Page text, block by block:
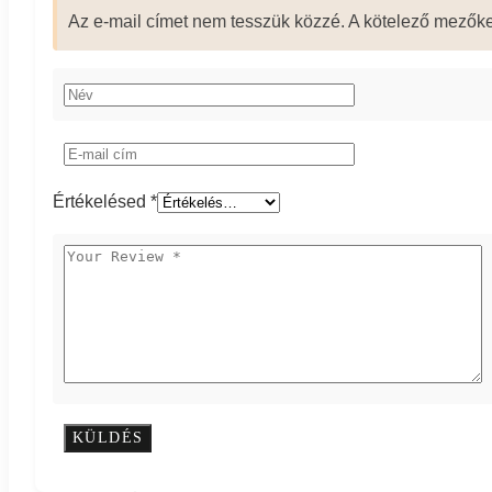
Az e-mail címet nem tesszük közzé. A kötelező
Értékelésed *